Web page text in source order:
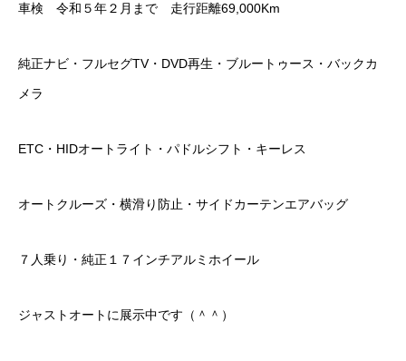
車検 令和５年２月まで 走行距離69,000Km
純正ナビ・フルセグTV・DVD再生・ブルートゥース・バックカ
メラ
ETC・HIDオートライト・パドルシフト・キーレス
オートクルーズ・横滑り防止・サイドカーテンエアバッグ
７人乗り・純正１７インチアルミホイール
ジャストオートに展示中です（＾＾）